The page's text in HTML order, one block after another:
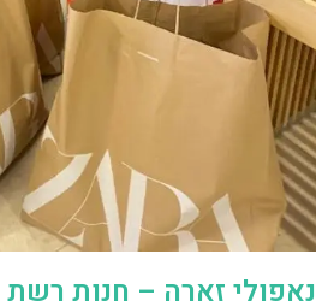
נאפולי זארה – חנות רשת ZARA בנאפולי